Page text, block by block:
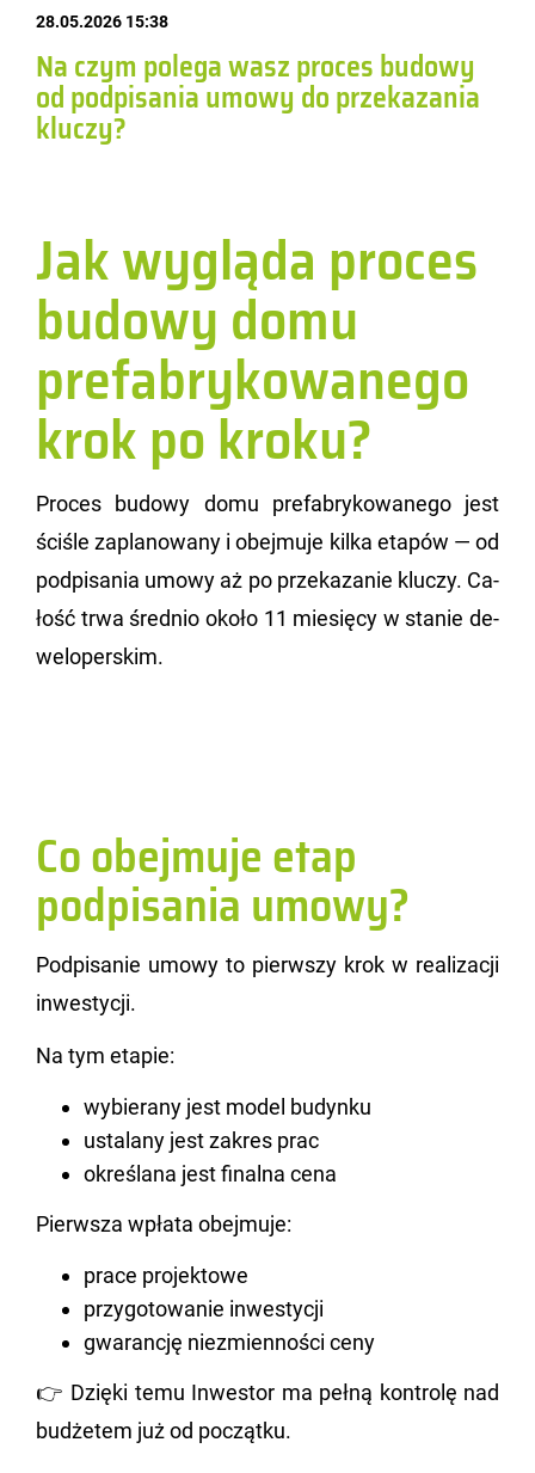
28.05.2026 15:38
Na czym polega wasz proces budowy
od podpisania umowy do przekazania
kluczy?
Jak wygląda proces
budowy domu
prefabrykowanego
krok po kroku?
Pro­ces bu­do­wy domu pre­fa­bry­ko­wa­ne­go jest
ści­śle za­pla­no­wa­ny i obej­mu­je kilka eta­pów — od
pod­pi­sa­nia umowy aż po prze­ka­za­nie klu­czy. Ca­
łość trwa śred­nio około 11 mie­się­cy w sta­nie de­
we­lo­per­skim.
Co obejmuje etap
podpisania umowy?
Pod­pi­sa­nie umowy to pierw­szy krok w re­ali­za­cji
in­we­sty­cji.
Na tym eta­pie:
wybierany jest model budynku
ustalany jest zakres prac
określana jest finalna cena
Pierw­sza wpła­ta obej­mu­je:
prace projektowe
przygotowanie inwestycji
gwarancję niezmienności ceny
👉 Dzię­ki temu In­we­stor ma pełną kon­tro­lę nad
bu­dże­tem już od po­cząt­ku.